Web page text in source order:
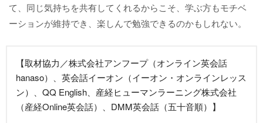
て、同じ気持ちを共有してくれるからこそ、学ぶ方もモチベ
ーションが維持でき、楽しんで勉強できるのかもしれない。
【取材協力／株式会社アンフープ（オンライン英会話
hanaso）、英会話イーオン（イーオン・オンラインレッス
ン）、QQ English、産経ヒューマンラーニング株式会社
（産経Online英会話）、DMM英会話（五十音順）】